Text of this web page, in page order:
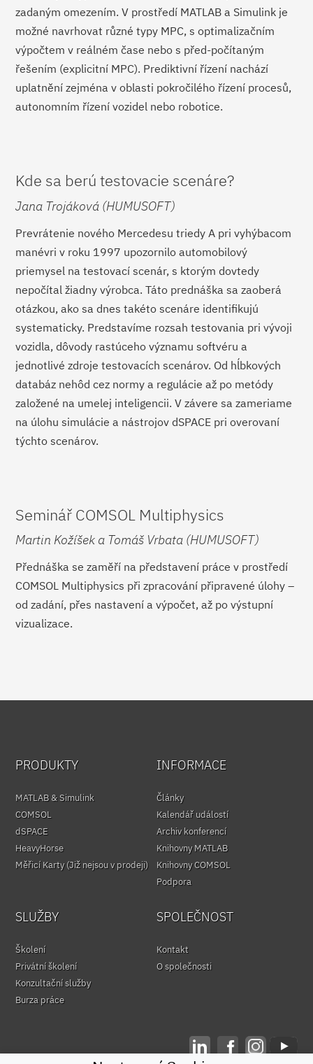
zadaným omezením. V prostředí MATLAB a Simulink je
možné navrhovat různé typy MPC, s optimalizačním
výpočtem v reálném čase nebo s před-počítaným
řešením (explicitní MPC). Prediktivní řízení nachází
uplatnění zejména v oblasti pokročilého řízení procesů,
autonomním řízení vozidel nebo robotice.
Kde sa berú testovacie scenáre?
Jana Trojáková (HUMUSOFT)
Prevrátenie nového Mercedesu triedy A pri vyhýbacom
manévri v roku 1997 upozornilo automobilový
priemysel na testovací scenár, s ktorým dovtedy
nepočítal žiadny výrobca. Táto prednáška sa zaoberá
otázkou, ako sa dnes takéto scenáre identifikujú
systematicky. Predstavíme rozsah testovania pri vývoji
vozidla, dôvody rastúceho významu softvéru a
jednotlivé zdroje testovacích scenárov. Od hĺbkových
databáz nehôd cez normy a regulácie až po metódy
založené na umelej inteligencii. V závere sa zameriame
na úlohu simulácie a nástrojov dSPACE pri overovaní
týchto scenárov.
Seminář COMSOL Multiphysics
Martin Kožíšek a Tomáš Vrbata (HUMUSOFT)
Přednáška se zaměří na představení práce v prostředí
COMSOL Multiphysics při zpracování připravené úlohy –
od zadání, přes nastavení a výpočet, až po výstupní
vizualizace.
PRODUKTY
MATLAB & Simulink
COMSOL
dSPACE
HeavyHorse
Měřicí Karty (Již nejsou v prodeji)
INFORMACE
Články
Kalendář událostí
Archiv konferencí
Knihovny MATLAB
Knihovny COMSOL
Podpora
SLUŽBY
Školení
Privátní školení
Konzultační služby
Burza práce
SPOLEČNOST
Kontakt
O společnosti